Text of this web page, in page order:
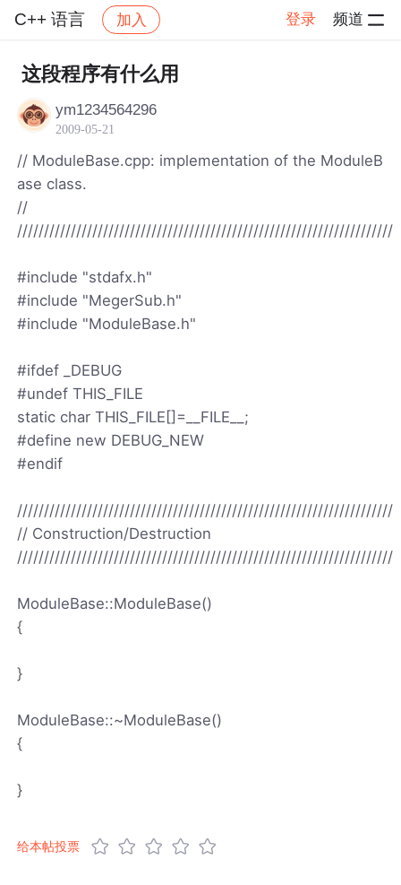
C++ 语言 加入 登录 频道
社区 C++ 语言 帖子详情
这段程序有什么用
ym1234564296
2009-05-21
// ModuleBase.cpp: implementation of the ModuleB
ase class.
//
//////////////////////////////////////////////////////////////////////
#include "stdafx.h"
#include "MegerSub.h"
#include "ModuleBase.h"
#ifdef _DEBUG
#undef THIS_FILE
static char THIS_FILE[]=__FILE__;
#define new DEBUG_NEW
#endif
//////////////////////////////////////////////////////////////////////
// Construction/Destruction
//////////////////////////////////////////////////////////////////////
ModuleBase::ModuleBase()
{
}
ModuleBase::~ModuleBase()
{
}
给本帖投票